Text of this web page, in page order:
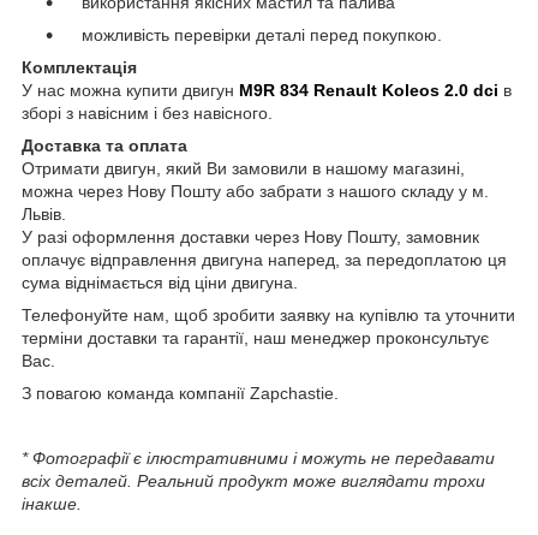
можливість перевірки деталі перед покупкою.
Комплектація
У нас можна купити двигун M9R 834 Renault Koleos 2.0 dci в
зборі з навісним і без навісного.
Доставка та оплата
Отримати двигун, який Ви замовили в нашому магазині,
можна через Нову Пошту або забрати з нашого складу у м.
Львів.
У разі оформлення доставки через Нову Пошту, замовник
оплачує відправлення двигуна наперед, за передоплатою ця
сума віднімається від ціни двигуна.
Телефонуйте нам, щоб зробити заявку на купівлю та уточнити
терміни доставки та гарантії, наш менеджер проконсультує
Вас.
З повагою команда компанії Zapchastie.
* Фотографії є ілюстративними і можуть не передавати
всіх деталей. Реальний продукт може виглядати трохи
інакше.